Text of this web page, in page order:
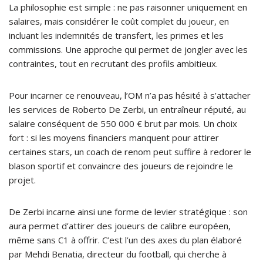
La philosophie est simple : ne pas raisonner uniquement en
salaires, mais considérer le coût complet du joueur, en
incluant les indemnités de transfert, les primes et les
commissions. Une approche qui permet de jongler avec les
contraintes, tout en recrutant des profils ambitieux.
Pour incarner ce renouveau, l’OM n’a pas hésité à s’attacher
les services de Roberto De Zerbi, un entraîneur réputé, au
salaire conséquent de 550 000 € brut par mois. Un choix
fort : si les moyens financiers manquent pour attirer
certaines stars, un coach de renom peut suffire à redorer le
blason sportif et convaincre des joueurs de rejoindre le
projet.
De Zerbi incarne ainsi une forme de levier stratégique : son
aura permet d’attirer des joueurs de calibre européen,
même sans C1 à offrir. C’est l’un des axes du plan élaboré
par Mehdi Benatia, directeur du football, qui cherche à